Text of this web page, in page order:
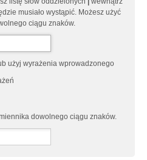
musiało wystąpić. Możesz użyć
ciągu znaków.
użyj wyrażenia wprowadzonego
dowolnego ciągu znaków.